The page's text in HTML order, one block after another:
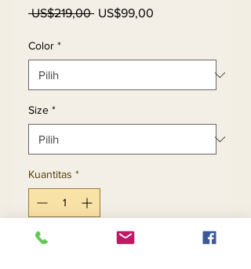
US$219,00 Harga
US$99,00
Color *
Size *
Kuantitas *